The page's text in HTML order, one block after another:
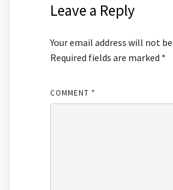
Leave a Reply
Your email address will not
Required fields are marked *
COMMENT *